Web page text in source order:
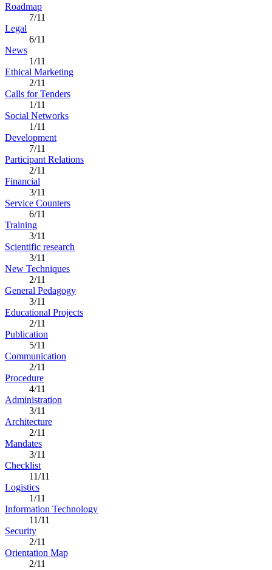
Roadmap
7/11
Legal
6/11
News
1/11
Ethical Marketing
2/11
Calls for Tenders
1/11
Social Networks
1/11
Development
7/11
Participant Relations
2/11
Financial
3/11
Service Counters
6/11
Training
3/11
Scientific research
3/11
New Techniques
2/11
General Pedagogy
3/11
Educational Projects
2/11
Publication
5/11
Communication
2/11
Procedure
4/11
Administration
3/11
Architecture
2/11
Mandates
3/11
Checklist
11/11
Logistics
1/11
Information Technology
11/11
Security
2/11
Orientation Map
2/11